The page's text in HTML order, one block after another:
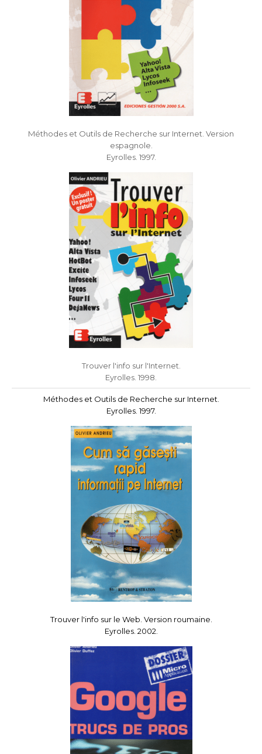
Méthodes et Outils de Recherche sur Internet. Version
espagnole.
Eyrolles. 1997.
Trouver l'info sur l'Internet.
Eyrolles. 1998.
Méthodes et Outils de Recherche sur Internet.
Eyrolles. 1997.
Trouver l'info sur le Web. Version roumaine.
Eyrolles. 2002.